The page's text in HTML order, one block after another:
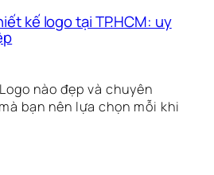
kế logo tại TP.HCM: uy
nào đẹp và chuyên
bạn nên lựa chọn mỗi khi